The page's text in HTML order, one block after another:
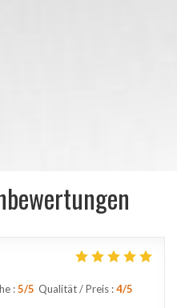
:5/5 Qualität / Preis :4/5